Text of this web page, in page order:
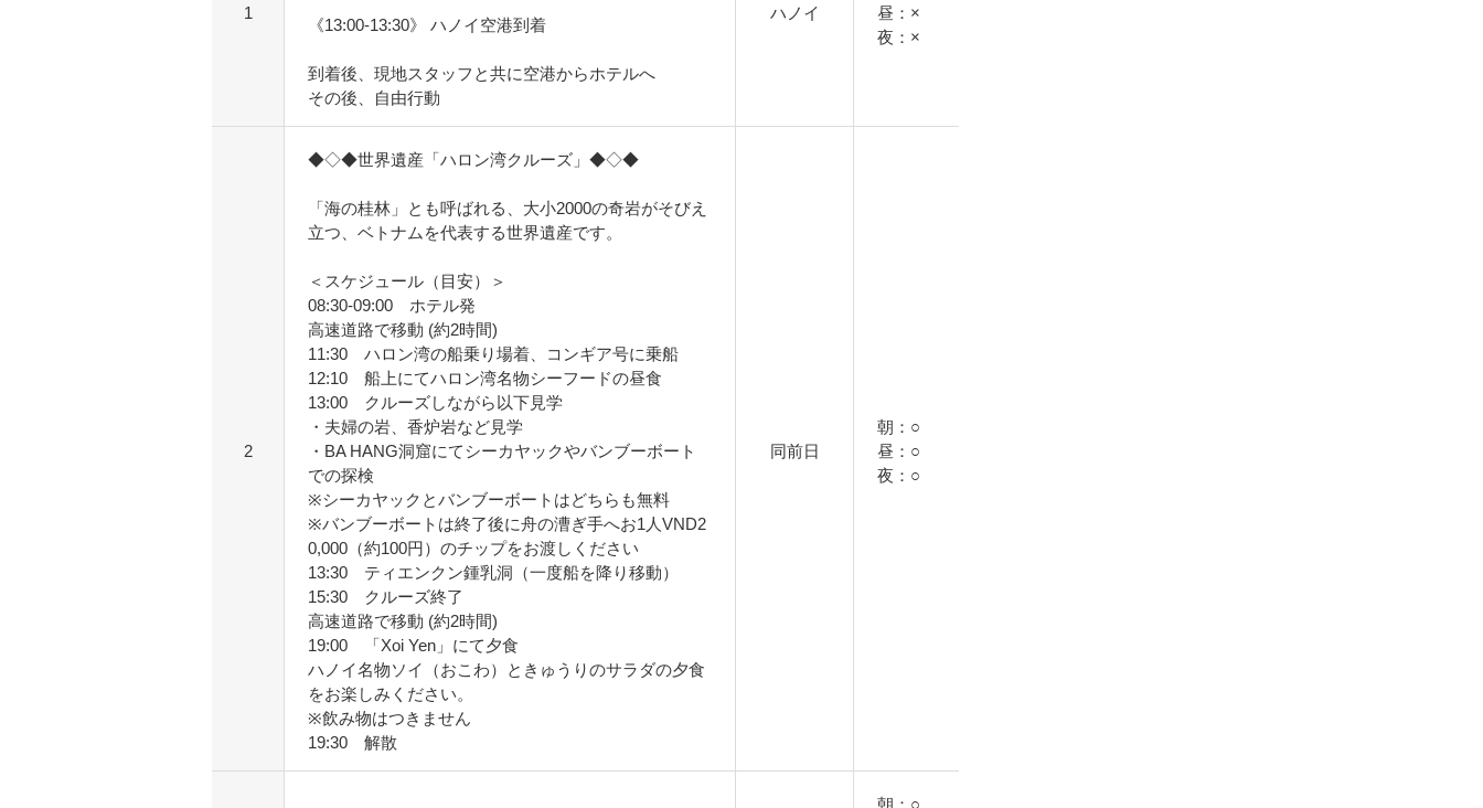
1
《13:00-13:30》 ハノイ空港到着
到着後、現地スタッフと共に空港からホテルへ
その後、自由行動
ハノイ
昼：×
夜：×
2
◆◇◆世界遺産「ハロン湾クルーズ」◆◇◆
「海の桂林」とも呼ばれる、大小2000の奇岩がそびえ
立つ、ベトナムを代表する世界遺産です。
＜スケジュール（目安）＞
08:30-09:00 ホテル発
高速道路で移動 (約2時間)
11:30 ハロン湾の船乗り場着、コンギア号に乗船
12:10 船上にてハロン湾名物シーフードの昼食
13:00 クルーズしながら以下見学
・夫婦の岩、香炉岩など見学
・BA HANG洞窟にてシーカヤックやバンブーボート
での探検
※シーカヤックとバンブーボートはどちらも無料
※バンブーボートは終了後に舟の漕ぎ手へお1人VND2
0,000（約100円）のチップをお渡しください
13:30 ティエンクン鍾乳洞（一度船を降り移動）
15:30 クルーズ終了
高速道路で移動 (約2時間)
19:00 「Xoi Yen」にて夕食
ハノイ名物ソイ（おこわ）ときゅうりのサラダの夕食
をお楽しみください。
※飲み物はつきません
19:30 解散
同前日
朝：○
昼：○
夜：○